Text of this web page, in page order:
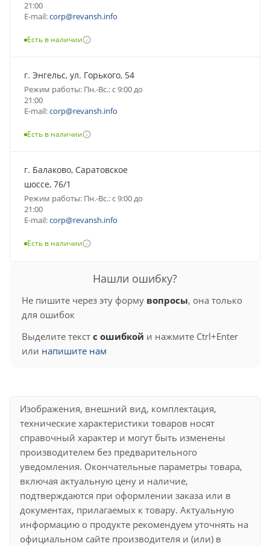
21:00
E-mail:corp@revansh.info
Есть в наличии
г. Энгельс, ул. Горького, 54
Режим работы: Пн.-Вс.: с 9:00 до
21:00
E-mail:corp@revansh.info
Есть в наличии
г. Балаково, Саратовское
шоссе, 76/1
Режим работы: Пн.-Вс.: с 9:00 до
21:00
E-mail:corp@revansh.info
Есть в наличии
Нашли ошибку?
Не пишите через эту форму вопросы, она только
для ошибок
Выделите текст с ошибкой и нажмите Ctrl+Enter
или напишите нам
Изображения, внешний вид, комплектация,
технические характеристики товаров носят
справочный характер и могут быть изменены
производителем без предварительного
уведомления. Окончательные параметры товара,
включая актуальную цену и наличие,
подтверждаются при оформлении заказа или в
документах, прилагаемых к товару. Актуальную
информацию о продукте рекомендуем уточнять на
официальном сайте производителя и (или) в